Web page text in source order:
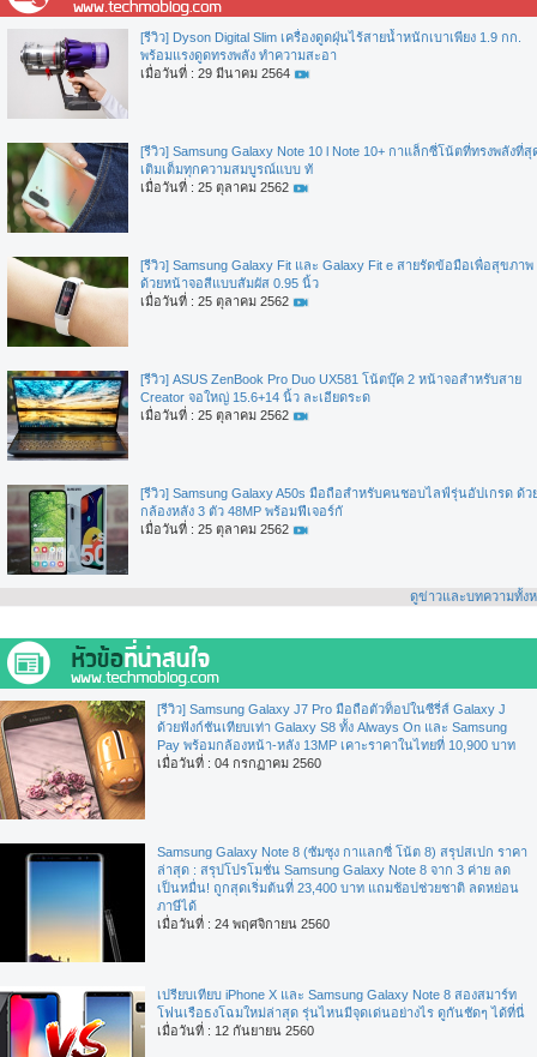
[รีวิว] Dyson Digital Slim เครื่องดูดฝุ่นไร้สายน้ำหนักเบาเพียง 1.9 กก.
พร้อมแรงดูดทรงพลัง ทำความสะอา
เมื่อวันที่ : 29 มีนาคม 2564
[รีวิว] Samsung Galaxy Note 10 l Note 10+ กาแล็กซี่โน้ตที่ทรงพลังที่สุ
เติมเต็มทุกความสมบูรณ์แบบ ทั
เมื่อวันที่ : 25 ตุลาคม 2562
[รีวิว] Samsung Galaxy Fit และ Galaxy Fit e สายรัดข้อมือเพื่อสุขภาพ
ด้วยหน้าจอสีแบบสัมผัส 0.95 นิ้ว
เมื่อวันที่ : 25 ตุลาคม 2562
[รีวิว] ASUS ZenBook Pro Duo UX581 โน้ตบุ๊ค 2 หน้าจอสำหรับสาย
Creator จอใหญ่ 15.6+14 นิ้ว ละเอียดระด
เมื่อวันที่ : 25 ตุลาคม 2562
[รีวิว] Samsung Galaxy A50s มือถือสำหรับคนชอบไลฟ์รุ่นอัปเกรด ด้ว
กล้องหลัง 3 ตัว 48MP พร้อมฟีเจอร์กั
เมื่อวันที่ : 25 ตุลาคม 2562
ดูข่าวและบทความทั้ง
[รีวิว] Samsung Galaxy J7 Pro มือถือตัวท็อปในซีรี่ส์ Galaxy J
ด้วยฟังก์ชันเทียบเท่า Galaxy S8 ทั้ง Always On และ Samsung
Pay พร้อมกล้องหน้า-หลัง 13MP เคาะราคาในไทยที่ 10,900 บาท
เมื่อวันที่ : 04 กรกฏาคม 2560
Samsung Galaxy Note 8 (ซัมซุง กาแลกซี่ โน้ต 8) สรุปสเปก ราคา
ล่าสุด : สรุปโปรโมชั่น Samsung Galaxy Note 8 จาก 3 ค่าย ลด
เป็นหมื่น! ถูกสุดเริ่มต้นที่ 23,400 บาท แถมช้อปช่วยชาติ ลดหย่อน
ภาษีได้
เมื่อวันที่ : 24 พฤศจิกายน 2560
เปรียบเทียบ iPhone X และ Samsung Galaxy Note 8 สองสมาร์ท
โฟนเรือธงโฉมใหม่ล่าสุด รุ่นไหนมีจุดเด่นอย่างไร ดูกันชัดๆ ได้ที่นี่
เมื่อวันที่ : 12 กันยายน 2560